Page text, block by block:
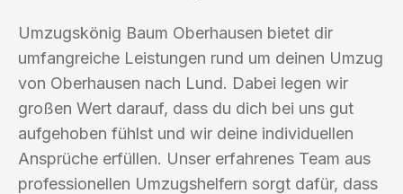
Umzugskönig Baum Oberhausen bietet dir
umfangreiche Leistungen rund um deinen Umzug
von Oberhausen nach Lund. Dabei legen wir
großen Wert darauf, dass du dich bei uns gut
aufgehoben fühlst und wir deine individuellen
Ansprüche erfüllen. Unser erfahrenes Team aus
professionellen Umzugshelfern sorgt dafür, dass